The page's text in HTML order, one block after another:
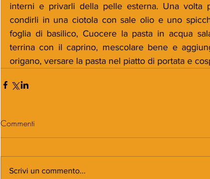
interni e privarli della pelle esterna. Una volta
condirli in una ciotola con sale olio e uno
foglia di basilico, Cuocere la pasta in acqua
terrina con il caprino, mescolare bene e
origano, versare la pasta nel piatto di portata e
Commenti
Scrivi un commento...